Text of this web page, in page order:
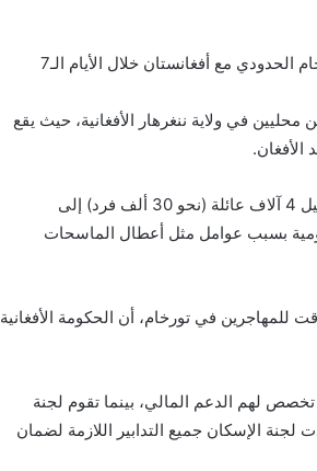
أعلنت السلطات الباكستانية ترحيل 30 ألف أفغاني قسرا عبر معبر تورخام الحدودي مع أفغانستان خلال الأيام الـ7
في ولاية ننغرهار الأفغانية، حيث يقع
الأفغان.
وقال رئيس دائرة نقل المهاجرين في المعبر، بخت جمال جوهر: “تم ترحيل 4 آلاف عائلة (نحو 30 ألف فرد) إلى
بسبب عوامل مثل أعطال الماسحات
في تورخام، أن الحكومة الأفغانية
تخصص لهم الدعم المالي، بينما تقوم لجنة
لجنة الإسكان جميع التدابير اللازمة لضمان